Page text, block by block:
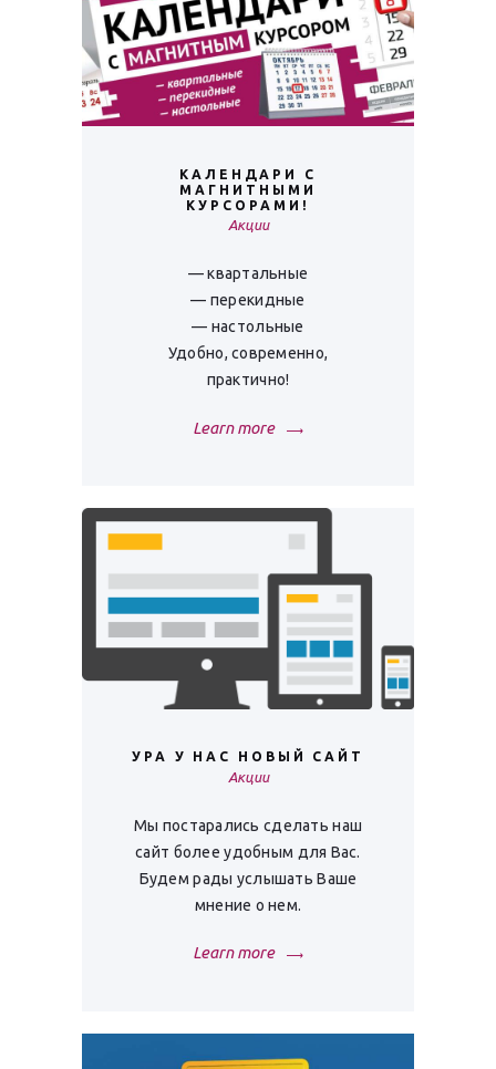
КАЛЕНДАРИ С
МАГНИТНЫМИ
КУРСОРАМИ!
Акции
— квартальные
— перекидные
— настольные
Удобно, современно,
практично!
Learn more
УРА У НАС НОВЫЙ САЙТ
Акции
Мы постарались сделать наш
сайт более удобным для Вас.
Будем рады услышать Ваше
мнение о нем.
Learn more